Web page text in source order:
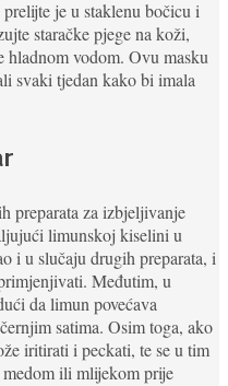
je u staklenu bočicu i
staračke pjege na koži,
hladnom vodom. Ovu masku
svaki tjedan kako bi imala
preparata za izbjeljivanje
limunskoj kiselini u
i u slučaju drugih preparata, i
Međutim, u
da limun povećava
satima. Osim toga, ako
iritirati i peckati, te se u tim
medom ili mlijekom prije